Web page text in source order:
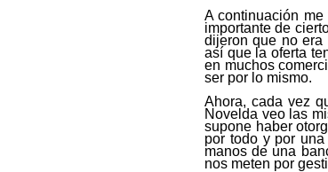
A continuación
importante de
dijeron que no era
así que la oferta
en muchos
ser por lo mismo.
Ahora, cada vez
Novelda veo las
supone haber
por todo y por
manos de una
nos meten por